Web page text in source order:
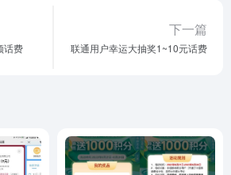
话费
下一篇
联通用户幸运大抽奖1~10元话费